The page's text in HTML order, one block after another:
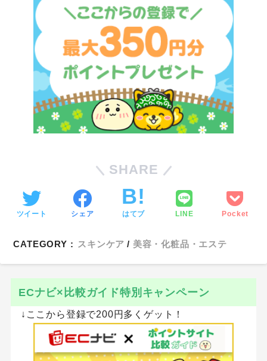
SHARE
ツイート シェア はてブ LINE Pocket
CATEGORY : スキンケア 美容・化粧品・エステ
ECナビ×比較ガイド特別キャンペーン
↓ここから登録で200円多くゲット！